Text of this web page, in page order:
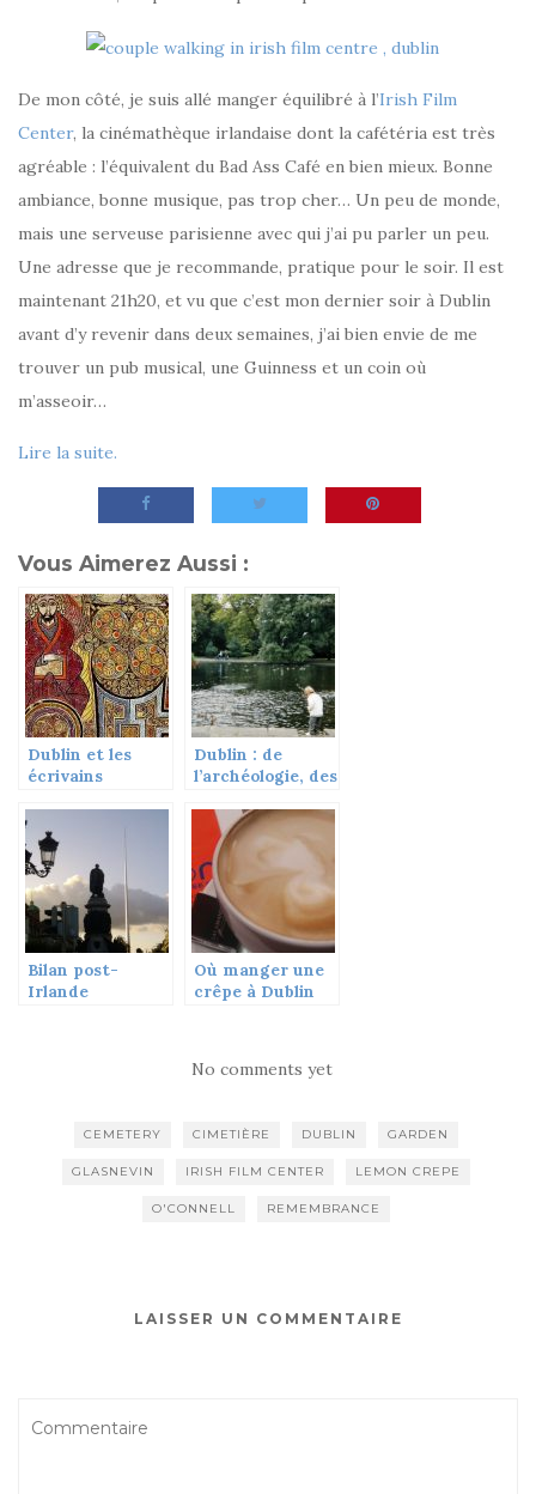
De mon côté, je suis allé manger équilibré à l’Irish Film
Center, la cinémathèque irlandaise dont la cafétéria est très
agréable : l’équivalent du Bad Ass Café en bien mieux. Bonne
ambiance, bonne musique, pas trop cher… Un peu de monde,
mais une serveuse parisienne avec qui j’ai pu parler un peu.
Une adresse que je recommande, pratique pour le soir. Il est
maintenant 21h20, et vu que c’est mon dernier soir à Dublin
avant d’y revenir dans deux semaines, j’ai bien envie de me
trouver un pub musical, une Guinness et un coin où
m’asseoir…
Lire la suite.
Vous Aimerez Aussi :
Dublin et les
écrivains
Dublin : de
l’archéologie, des
parc
Bilan post-
Irlande
Où manger une
crêpe à Dublin
No comments yet
CEMETERY CIMETIÈRE DUBLIN GARDEN
GLASNEVIN IRISH FILM CENTER LEMON CREPE
O'CONNELL REMEMBRANCE
LAISSER UN COMMENTAIRE